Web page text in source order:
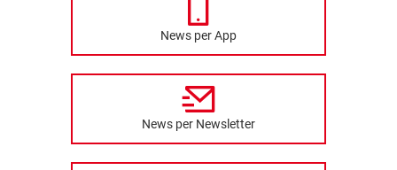
News per App
News per Newsletter